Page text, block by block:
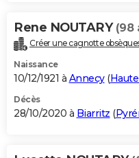
Rene NOUTARY (98
Créer une cagnotte
Naissance
10/12/1921 à Annecy(
Décès
28/10/2020 à Biarritz (